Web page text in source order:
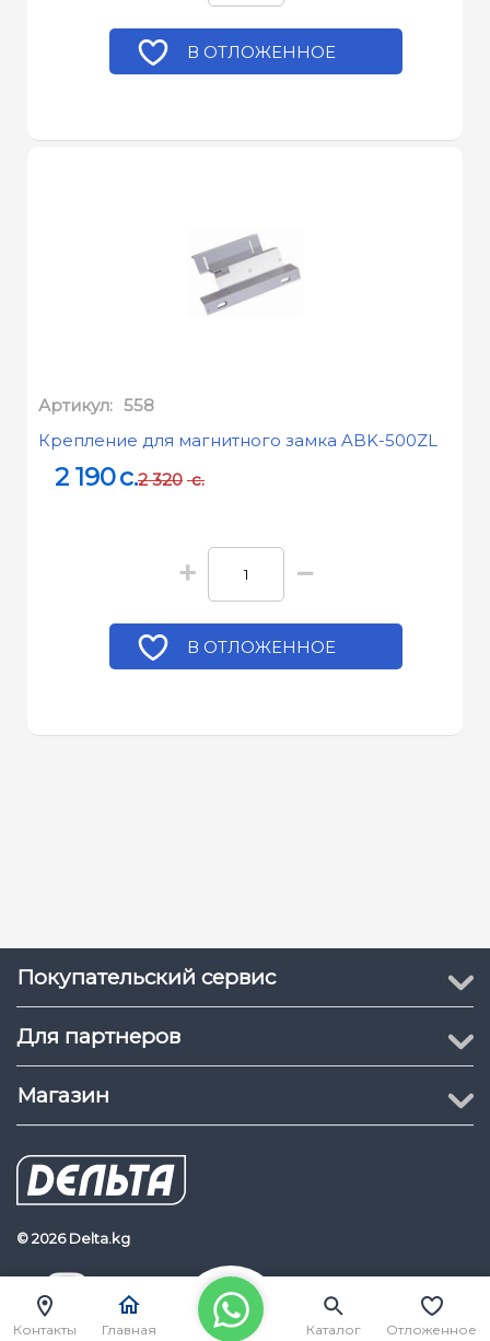
В ОТЛОЖЕННОЕ
Артикул: 558
Крепление для магнитного замка ABK-500ZL
2 190c.2 320 c.
+ −
В ОТЛОЖЕННОЕ
Покупательский сервис
Для партнеров
Магазин
© 2026 Delta.kg
Delta.kg
Контакты Главная Каталог Отложенное